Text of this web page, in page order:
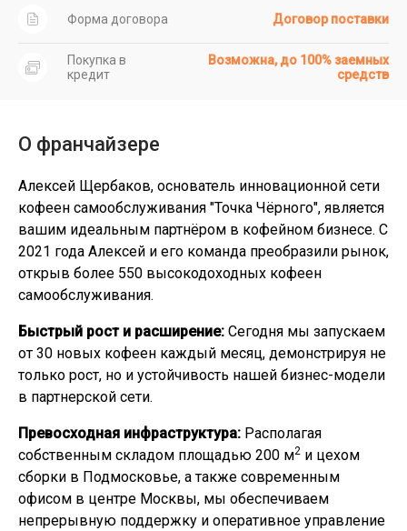
Форма договора Договор поставки
Покупка в
кредит
Возможна, до 100% заемных
средств
О франчайзере
Алексей Щербаков, основатель инновационной сети
кофеен самообслуживания "Точка Чёрного", является
вашим идеальным партнёром в кофейном бизнесе. С
2021 года Алексей и его команда преобразили рынок,
открыв более 550 высокодоходных кофеен
самообслуживания.
Быстрый рост и расширение: Сегодня мы запускаем
от 30 новых кофеен каждый месяц, демонстрируя не
только рост, но и устойчивость нашей бизнес-модели
в партнерской сети.
Превосходная инфраструктура: Располагая
собственным складом площадью 200 м2 и цехом
сборки в Подмосковье, а также современным
офисом в центре Москвы, мы обеспечиваем
непрерывную поддержку и оперативное управление